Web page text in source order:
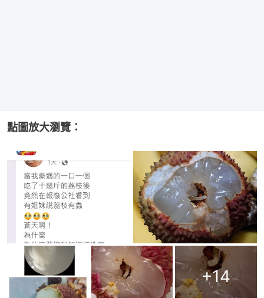
點圖放大瀏覽：
+14